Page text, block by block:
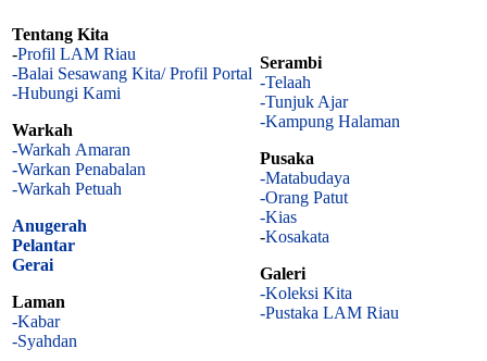
Tentang Kita
-Profil LAM Riau
-Balai Sesawang Kita/ Profil Portal
-Hubungi Kami
Warkah
-Warkah Amaran
-Warkan Penabalan
-Warkah Petuah
Anugerah
Pelantar
Gerai
Laman
-Kabar
-Syahdan
Serambi
-Telaah
-Tunjuk Ajar
-Kampung Halaman
Pusaka
-Matabudaya
-Orang Patut
-Kias
-Kosakata
Galeri
-Koleksi Kita
-Pustaka LAM Riau